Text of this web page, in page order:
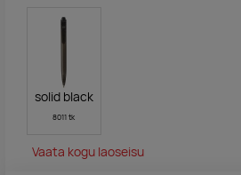
solid black
8011 tk
Vaata kogu laoseisu